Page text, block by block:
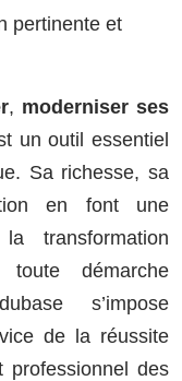
pertinente et
, moderniser ses
un outil essentiel
Sa richesse, sa
en font une
transformation
démarche
s’impose
de la réussite
professionnel des